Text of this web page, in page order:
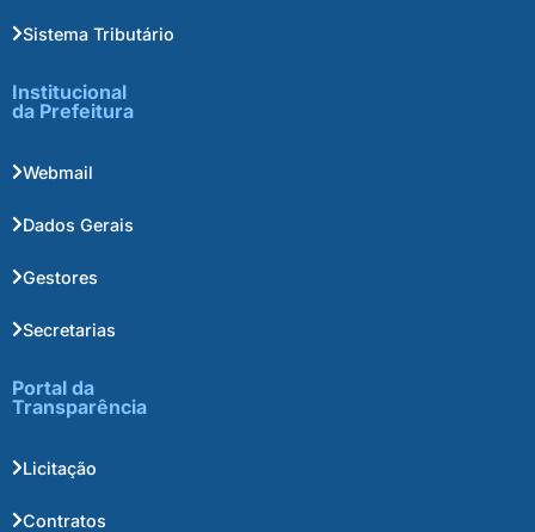
Sistema Tributário
Institucional
da Prefeitura
Webmail
Dados Gerais
Gestores
Secretarias
Portal da
Transparência
Licitação
Contratos